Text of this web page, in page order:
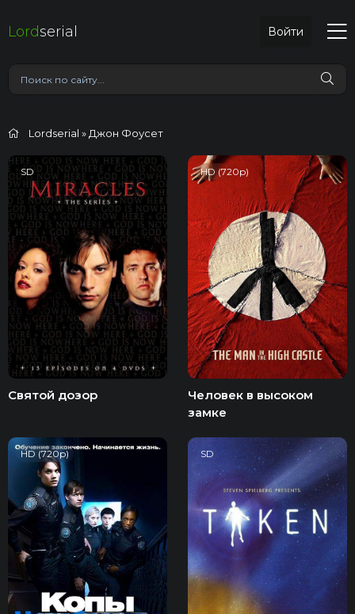
Lordserial Войти
Lordserial » Джон Фоусет
SD
Святой дозор
HD (720p)
Человек в высоком
замке
HD (720p) SD